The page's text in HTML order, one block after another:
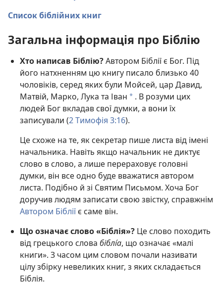
Список біблійних книг
Загальна інформація про Біблію
Хто написав Біблію?Автором Біблії є Бог. Під
його натхненням цю книгу писало близько 40
чоловіків, серед яких були Мойсей, цар Давид,
Матвій, Марко, Лука та Іван a . В розуми цих
людей Бог вкладав свої думки, а вони їх
записували (2 Тимофія 3:16).
Це схоже на те, як секретар пише листа від імені
начальника. Навіть якщо начальник не диктує
слово в слово, а лише перераховує головні
думки, він все одно буде вважатися автором
листа. Подібно й зі Святим Письмом. Хоча Бог
доручив людям записати свою звістку, справжнім
Автором Бібліїє саме він.
Що означає слово «Біблія»? Це слово походить
від грецького слова біблı́а, що означає «малі
книги». З часом цим словом почали називати
цілу збірку невеликих книг, з яких складається
Біблія.